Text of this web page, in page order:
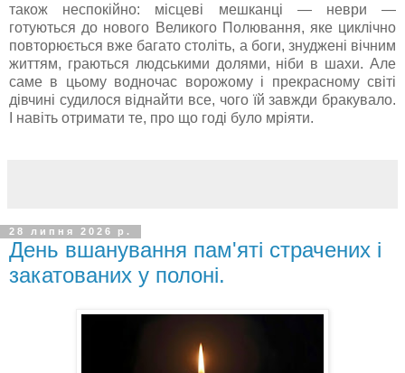
також неспокійно: місцеві мешканці — неври —
готуються до нового Великого Полювання, яке циклічно
повторюється вже багато століть, а боги, знуджені вічним
життям, граються людськими долями, ніби в шахи. Але
саме в цьому водночас ворожому і прекрасному світі
дівчині судилося віднайти все, чого їй завжди бракувало.
І навіть отримати те, про що годі було мріяти.
28 липня 2026 р.
День вшанування пам'яті страчених і
закатованих у полоні.